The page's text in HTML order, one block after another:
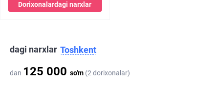
Dorixonalardagi narxlar
dagi narxlar Toshkent
dan 125 000 so'm (2 dorixonalar)